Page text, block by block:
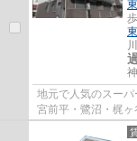
地元で人気のスー
宮前平・鷺沼・梶
線武蔵小杉にもバ